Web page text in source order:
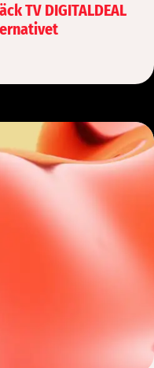
TV DIGITALDEAL